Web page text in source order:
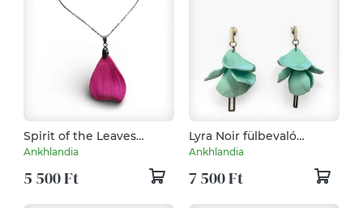
Spirit of the Leaves
nyaklánc Pink
Ankhlandia
5 500 Ft
Lyra Noir fülbevaló
Pasztell Zöld
Ankhlandia
7 500 Ft